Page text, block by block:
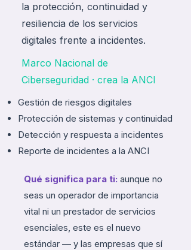
la protección, continuidad y
resiliencia de los servicios
digitales frente a incidentes.
Marco Nacional de
Ciberseguridad · crea la ANCI
Gestión de riesgos digitales
Protección de sistemas y continuidad
Detección y respuesta a incidentes
Reporte de incidentes a la ANCI
Qué significa para ti: aunque no
seas un operador de importancia
vital ni un prestador de servicios
esenciales, este es el nuevo
estándar — y las empresas que sí